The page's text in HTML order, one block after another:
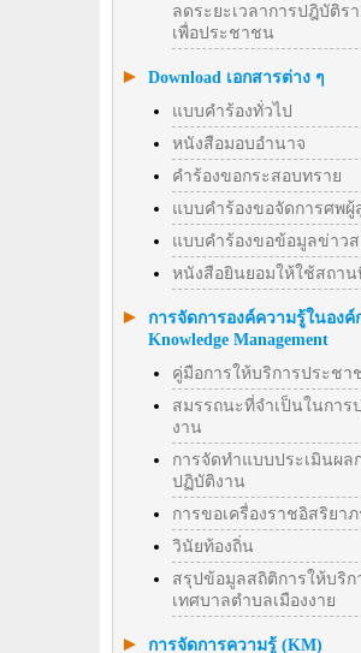
ลดระยะเวลาการปฎิบัติร
เพื่อประชาชน
Download เอกสารต่าง ๆ
แบบคำร้องทั่วไป
หนังสือมอบอำนาจ
คำร้องขอกระสอบทราย
แบบคำร้องขอจัดการศพผู้
แบบคำร้องขอข้อมูลข่าวส
หนังสือยินยอมให้ใช้สถาน
การจัดการองค์ความรู้ในองค์
Knowledge Management
คู่มือการให้บริการประชา
สมรรถนะที่จำเป็นในการ
งาน
การจัดทำแบบประเมินผล
ปฏิบัติงาน
การขอเครื่องราชอิสริยา
วินัยท้องถิ่น
สรุปข้อมูลสถิติการให้บริก
เทศบาลตำบลเมืองงาย
การจัดการความรู้ (KM)